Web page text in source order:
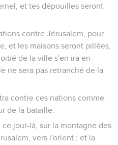
et tes dépouilles seront
contre Jérusalem, pour
et les maisons seront pillées,
de la ville s'en ira en
ne sera pas retranché de la
contre ces nations comme
de la bataille.
jour-là, sur la montagne des
vers l'orient ; et la